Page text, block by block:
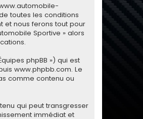
toutes les conditions
et nous ferons tout pour
Sportive » alors
phpBB ») qui est
www.phpbb.com. Le
comme contenu ou
qui peut transgresser
immédiat et